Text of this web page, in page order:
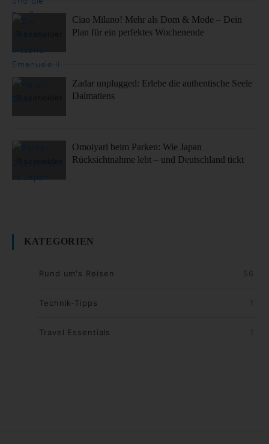
Ciao Milano! Mehr als Dom & Mode – Dein
Plan für ein perfektes Wochenende
Zadar unplugged: Erlebe die authentische Seele
Dalmatiens
Omoiyari beim Parken: Wie Japan
Rücksichtnahme lebt – und Deutschland tickt
KATEGORIEN
Rund um's Reisen 56
Technik-Tipps 1
Travel Essentials 1